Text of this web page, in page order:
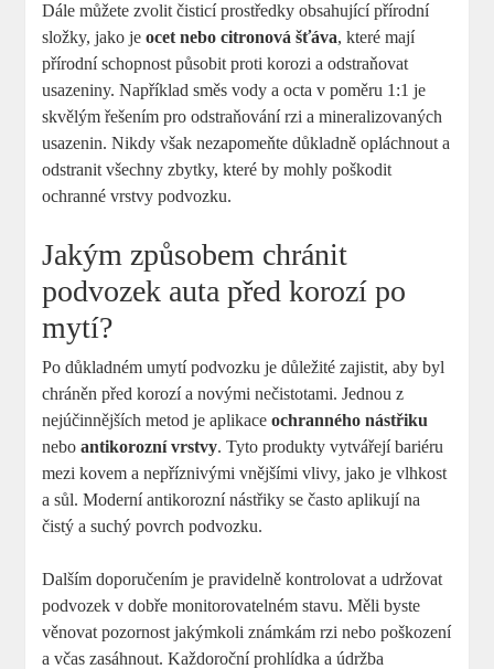
Dále můžete zvolit čisticí prostředky obsahující přírodní
složky, jako jeocet nebo citronová šťáva, které mají
přírodní schopnost působit proti korozi a odstraňovat
usazeniny. Například směs vody a octa v poměru 1:1 je
skvělým řešením pro odstraňování rzi a mineralizovaných
usazenin. Nikdy však nezapomeňte důkladně opláchnout a
odstranit všechny zbytky, které by mohly poškodit
ochranné vrstvy podvozku.
Jakým způsobem chránit
podvozek auta před korozí po
mytí?
Po důkladném umytí podvozku je důležité zajistit, aby byl
chráněn před korozí a novými nečistotami. Jednou z
nejúčinnějších metod je aplikaceochranného nástřiku
neboantikorozní vrstvy. Tyto produkty vytvářejí bariéru
mezi kovem a nepříznivými vnějšími vlivy, jako je vlhkost
a sůl. Moderní antikorozní nástřiky se často aplikují na
čistý a suchý povrch podvozku.
Dalším doporučením je pravidelně kontrolovat a udržovat
podvozek v dobře monitorovatelném stavu. Měli byste
věnovat pozornost jakýmkoli známkám rzi nebo poškození
a včas zasáhnout. Každoroční prohlídka a údržba